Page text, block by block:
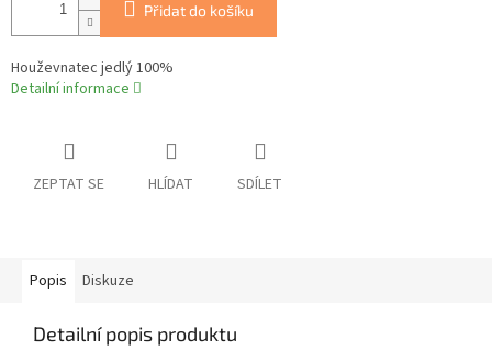
Přidat do košíku
Houževnatec jedlý 100%
Detailní informace
ZEPTAT SE HLÍDAT SDÍLET
Popis Diskuze
Detailní popis produktu